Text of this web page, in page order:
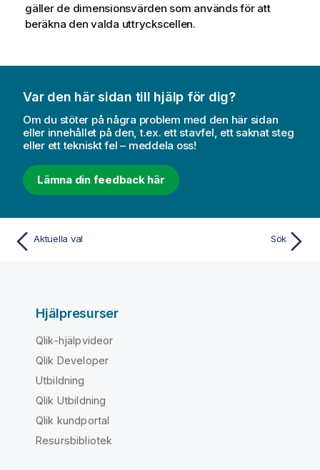
gäller de dimensionsvärden som används för att
beräkna den valda uttryckscellen.
Var den här sidan till hjälp för dig?
Om du stöter på några problem med den här sidan
eller innehållet på den, t.ex. ett stavfel, ett saknat steg
eller ett tekniskt fel – meddela oss!
Lämna din feedback här
Aktuella val Sök
Hjälpresurser
Qlik-hjälpvideor
Qlik Developer
Utbildning
Qlik Utbildning
Qlik kundportal
Resursbibliotek